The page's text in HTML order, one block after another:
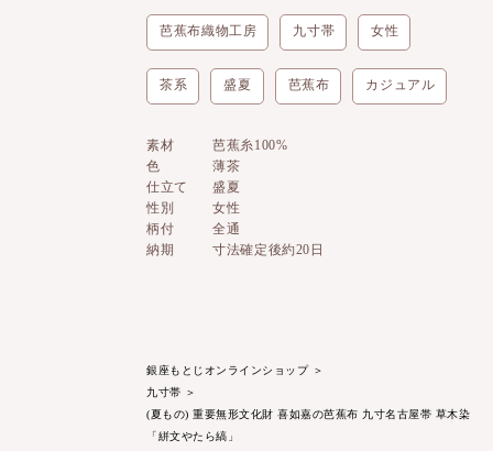
芭蕉布織物工房 九寸帯 女性
茶系 盛夏 芭蕉布 カジュアル
素材
芭蕉糸100%
色
薄茶
仕立て
盛夏
性別
女性
柄付
全通
納期
寸法確定後約20日
銀座もとじオンラインショップ＞
九寸帯 ＞
(夏もの) 重要無形文化財 喜如嘉の芭蕉布 九寸名古屋帯 草木染
「絣文やたら縞」